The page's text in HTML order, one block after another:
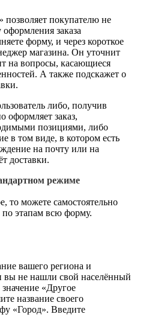
покупателю не
заказа
форму, и через короткое
магазина. Он уточнит
на вопросы, касающиеся
А также подскажет о
либо, получив
оформляет заказ,
позициями, либо
в том виде, в котором есть
на почту или на
доставки.
режиме
то можете самостоятельно
по этапам всю форму.
вашего региона и
вы не нашли свой населённый
«Другое
название своего
«Город». Введите